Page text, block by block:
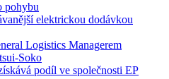
pohybu
elektrickou dodávkou
Logistics Managerem
Soko
podíl ve společnosti EP